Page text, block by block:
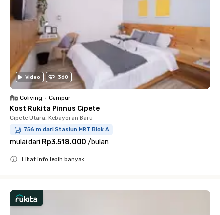
Video 360
Coliving • Campur
Kost Rukita Pinnus Cipete
Cipete Utara, Kebayoran Baru
756 m dari Stasiun MRT Blok A
mulai dari Rp3.518.000 /bulan
Lihat info lebih banyak